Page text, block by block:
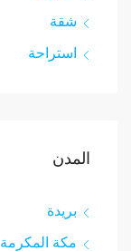
شقة
استراحة
المدن
بريدة
مكة المكرمة